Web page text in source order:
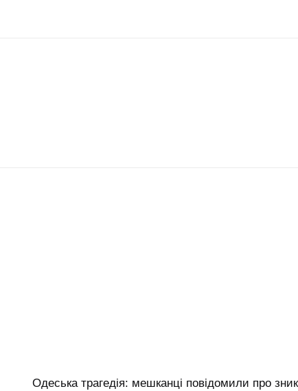
Одеська трагедія: мешканці повідомили про